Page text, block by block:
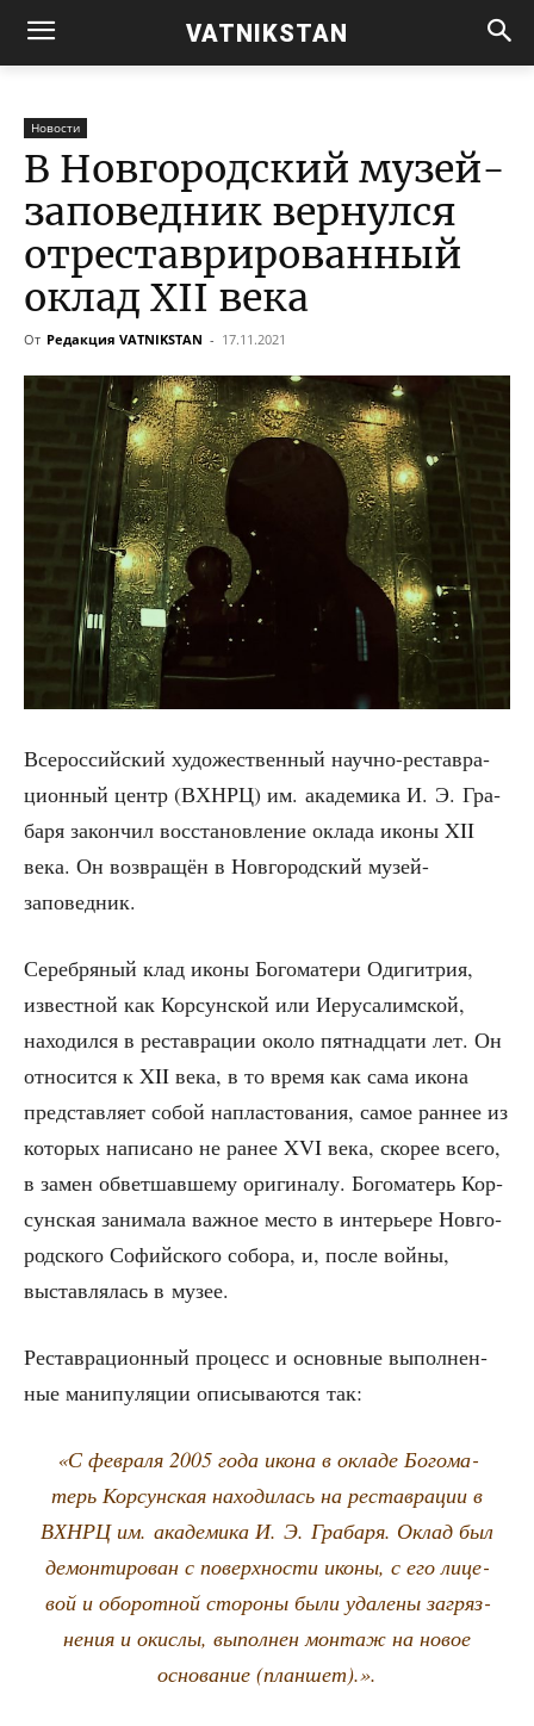
VATNIKSTAN
Новости
В Новгородский музей-
заповедник вернулся
отреставрированный
оклад XII века
От Редакция VATNIKSTAN - 17.11.2021
Все­рос­сий­ский худо­же­ствен­ный науч­но-рестав­ра­
ци­он­ный центр (ВХНРЦ) им. ака­де­ми­ка И. Э. Гра­
ба­ря закон­чил вос­ста­нов­ле­ние окла­да ико­ны XII
века. Он воз­вра­щён в Нов­го­род­ский музей-
заповедник.
Сереб­ря­ный клад ико­ны Бого­ма­те­ри Оди­гит­рия,
извест­ной как Кор­сун­ской или Иеру­са­лим­ской,
нахо­дил­ся в рестав­ра­ции око­ло пят­на­дца­ти лет. Он
отно­сит­ся к XII века, в то вре­мя как сама ико­на
пред­став­ля­ет собой напла­сто­ва­ния, самое ран­нее из
кото­рых напи­са­но не ранее XVI века, ско­рее все­го,
в замен обвет­шав­ше­му ори­ги­на­лу. Бого­ма­терь Кор­
сун­ская зани­ма­ла важ­ное место в инте­рье­ре Нов­го­
род­ско­го Софий­ско­го собо­ра, и, после вой­ны,
выстав­ля­лась в музее.
Рестав­ра­ци­он­ный про­цесс и основ­ные выпол­нен­
ные мани­пу­ля­ции опи­сы­ва­ют­ся так:
«С фев­ра­ля 2005 года ико­на в окла­де Бого­ма­
терь Кор­сун­ская нахо­ди­лась на рестав­ра­ции в
ВХНРЦ им. ака­де­ми­ка И. Э. Гра­ба­ря. Оклад был
демон­ти­ро­ван с поверх­но­сти ико­ны, с его лице­
вой и обо­рот­ной сто­ро­ны были уда­ле­ны загряз­
не­ния и окис­лы, выпол­нен мон­таж на новое
осно­ва­ние (план­шет).».